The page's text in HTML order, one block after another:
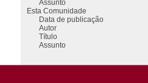
Assunto
Esta Comunidade
Data de publicação
Autor
Título
Assunto